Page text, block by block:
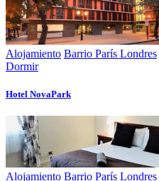
Alojamiento Barrio París Londres
Dormir
Hotel NovaPark
Alojamiento Barrio París Londres